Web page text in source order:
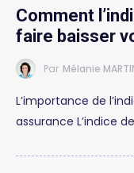
Comment
faire baisser
Par Mélanie
L’importance de
assurance L’indice